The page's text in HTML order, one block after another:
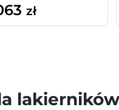
zł
lakierników